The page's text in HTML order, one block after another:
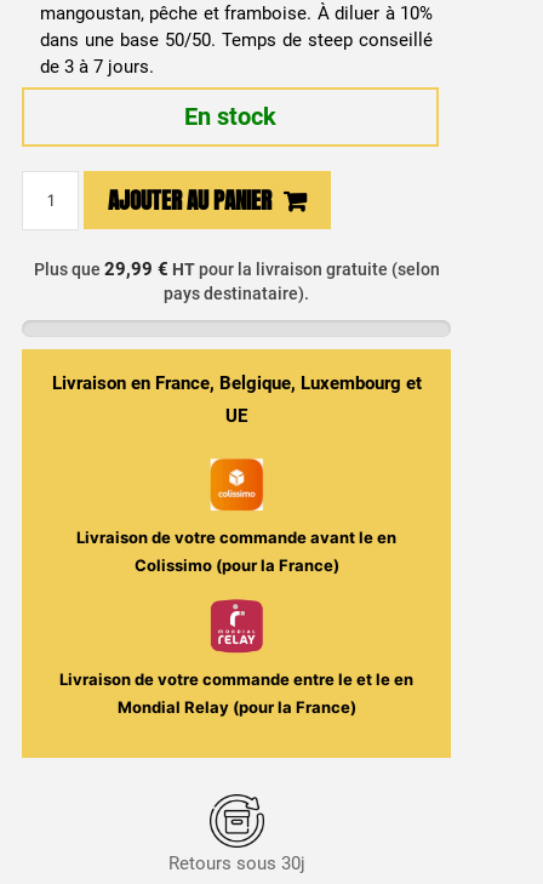
mangoustan, pêche et framboise. À diluer à 10%
dans une base 50/50. Temps de steep conseillé
de 3 à 7 jours.
En stock
Concentré
Mangoustan,
Pêche,
Framboise,
AJOUTER AU PANIER
Plus que 29,99 € HTpour la livraison gratuite (selon
pays destinataire).
Livraison en France, Belgique, Luxembourg et
UE
Livraison de votre commande avant leen
Colissimo (pour la France)
Livraison de votre commande entre leet leen
Mondial Relay (pour la France)
Retours sous 30j